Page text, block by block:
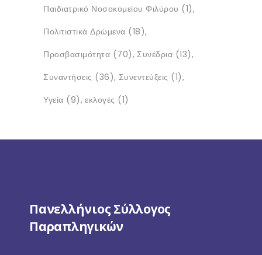
Παιδιατρικό Νοσοκομείου Φιλύρου (1)
Πολιτιστικά Δρώμενα (18)
Προσβασιμότητα (70) Συνέδρια (13)
Συναντήσεις (36) Συνεντεύξεις (1)
Υγεία (9) εκλογές (1)
Πανελλήνιος Σύλλογος
Παραπληγικών